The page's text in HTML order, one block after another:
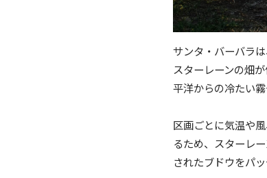
サンタ・バーバラ
スターレーンの畑
平洋からの冷たい
区画ごとに気温や
るため、スターレ
されたブドウをパ